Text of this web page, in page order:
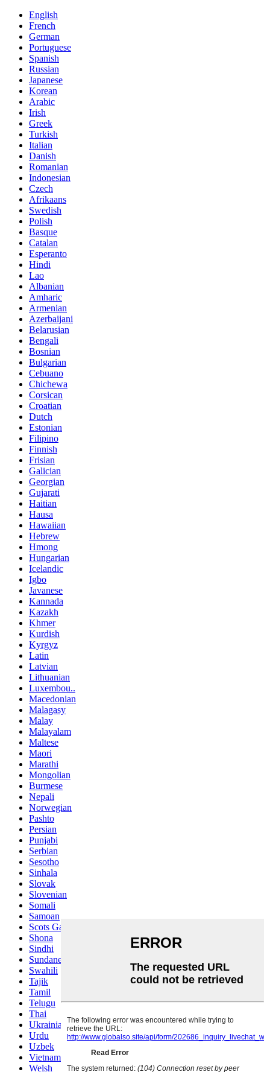
English
French
German
Portuguese
Spanish
Russian
Japanese
Korean
Arabic
Irish
Greek
Turkish
Italian
Danish
Romanian
Indonesian
Czech
Afrikaans
Swedish
Polish
Basque
Catalan
Esperanto
Hindi
Lao
Albanian
Amharic
Armenian
Azerbaijani
Belarusian
Bengali
Bosnian
Bulgarian
Cebuano
Chichewa
Corsican
Croatian
Dutch
Estonian
Filipino
Finnish
Frisian
Galician
Georgian
Gujarati
Haitian
Hausa
Hawaiian
Hebrew
Hmong
Hungarian
Icelandic
Igbo
Javanese
Kannada
Kazakh
Khmer
Kurdish
Kyrgyz
Latin
Latvian
Lithuanian
Luxembou..
Macedonian
Malagasy
Malay
Malayalam
Maltese
Maori
Marathi
Mongolian
Burmese
Nepali
Norwegian
Pashto
Persian
Punjabi
Serbian
Sesotho
Sinhala
Slovak
Slovenian
Somali
Samoan
Scots Gaelic
Shona
Sindhi
Sundanese
Swahili
Tajik
Tamil
Telugu
Thai
Ukrainian
Urdu
Uzbek
Vietnamese
Welsh